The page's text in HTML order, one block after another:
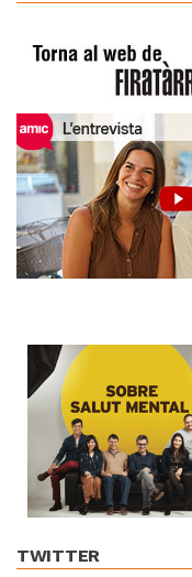
TWITTER